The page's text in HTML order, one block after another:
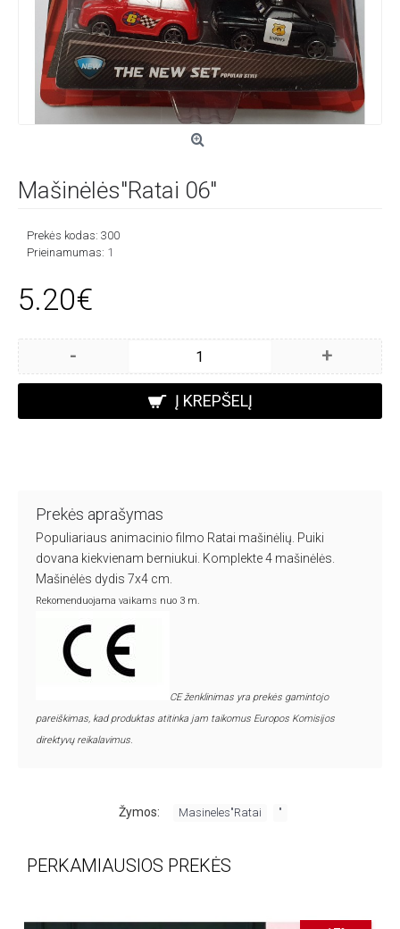
Mašinėlės"Ratai 06"
Prekės kodas: 300
Prieinamumas: 1
5.20€
- +
Į KREPŠELĮ
Prekės aprašymas
Populiariaus animacinio filmo Ratai mašinėlių. Puiki
dovana kiekvienam berniukui. Komplekte 4 mašinėlės.
Mašinėlės dydis 7x4 cm.
Rekomenduojama vaikams nuo 3 m.
CE ženklinimas yra prekės gamintojo
pareiškimas, kad produktas atitinka jam taikomus Europos Komisijos
direktyvų reikalavimus.
Žymos: Masineles"Ratai "
PERKAMIAUSIOS PREKĖS